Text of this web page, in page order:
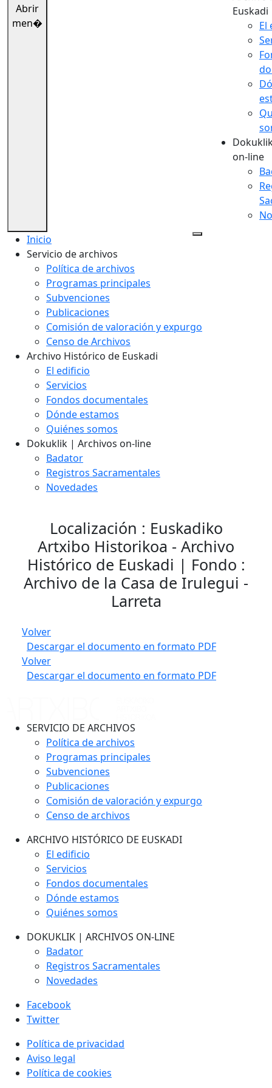
Abrir
men�
Euskadi
El
on-line
Inicio
Servicio de archivos
Política de archivos
Programas principales
Subvenciones
Publicaciones
Comisión de valoración y expurgo
Censo de Archivos
Archivo Histórico de Euskadi
El edificio
Servicios
Fondos documentales
Dónde estamos
Quiénes somos
Dokuklik | Archivos on-line
Badator
Registros Sacramentales
Novedades
Localización : Euskadiko
Artxibo Historikoa - Archivo
Histórico de Euskadi | Fondo :
Archivo de la Casa de Irulegui -
Larreta
Volver
Descargar el documento en formato PDF
Volver
Descargar el documento en formato PDF
SERVICIO DE ARCHIVOS
Política de archivos
Programas principales
Subvenciones
Publicaciones
Comisión de valoración y expurgo
Censo de archivos
ARCHIVO HISTÓRICO DE EUSKADI
El edificio
Servicios
Fondos documentales
Dónde estamos
Quiénes somos
DOKUKLIK | ARCHIVOS ON-LINE
Badator
Registros Sacramentales
Novedades
Facebook
Twitter
Política de privacidad
Aviso legal
Política de cookies